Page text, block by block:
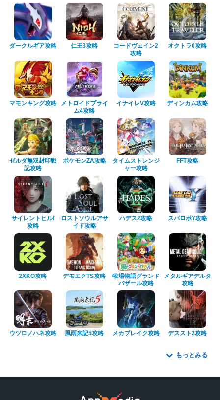
ダークルギア攻略 仁王3攻略
コードヴェイン2
攻略
オクトラ0攻略
マモンキング攻略
メトロイドプライ
ム4攻略
イナイレV攻略 ディンカム攻略
ゼルダ無双封印戦
記攻略
ポケモンZA攻略
タイムストレンジ
ャー攻略
FFT攻略
サイレントヒルf
攻略
ロストソウルアサ
イド攻略
ハデス2攻略 スパロボY攻略
2XKO攻略 デモエクTS攻略
牧場物語グランド
バザール攻略
メタルギアデルタ
攻略
ウツロノハネ攻略 風雨来記5攻略 メカブレイク攻略 デススト2攻略
もっとみる